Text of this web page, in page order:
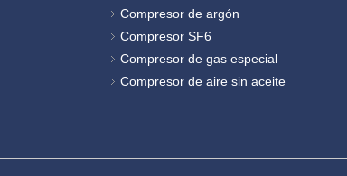
Compresor de argón
Compresor SF6
Compresor de gas especial
Compresor de aire sin aceite